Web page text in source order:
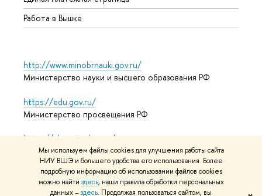
Мы используем файлы cookies для улучшения работы сайта
НИУ ВШЭ и большего удобства его использования. Более
подробную информацию об использовании файлов cookies
можно найти здесь, наши правила обработки персональных
данных –здесь. Продолжая пользоваться сайтом, вы
Работа в Вышке
http://www.minobrnauki.gov.ru/
Министерство науки и высшего образования РФ
https://edu.gov.ru/
Министерство просвещения РФ
https://elearning.hse.ru/mooc
Массовые открытые онлайн-курсы
© НИУ ВШЭ 1993–2026 Адреса и контактыУсловия